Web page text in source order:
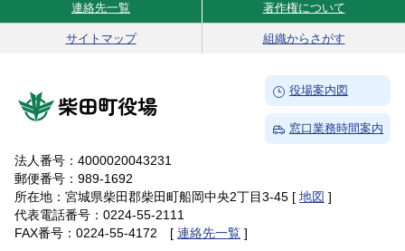
Site Navigation
連絡先一覧 著作権について
サイトマップ 組織からさがす
柴田町役場
→
役場案内図
→
窓口業務時間案内
法人番号：4000020043231
郵便番号：989-1692
所在地：宮城県柴田郡柴田町船岡中央2丁目3-45 [ 地図 ]
代表電話番号：0224-55-2111
FAX番号：0224-55-4172 [ 連絡先一覧 ]